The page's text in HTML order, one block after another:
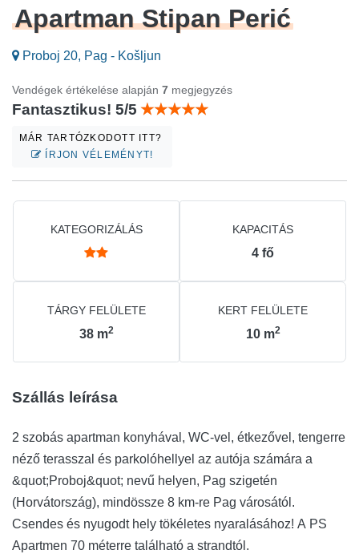
Apartman Stipan Perić
Proboj 20, Pag - Košljun
Vendégek értékelése alapján 7 megjegyzés
Fantasztikus! 5/5
MÁR TARTÓZKODOTT ITT?
ÍRJON VÉLEMÉNYT!
KATEGORIZÁLÁS KAPACITÁS
4 fő
TÁRGY FELÜLETE
38 m2
KERT FELÜLETE
10 m2
Szállás leírása
2 szobás apartman konyhával, WC-vel, étkezővel, tengerre
néző terasszal és parkolóhellyel az autója számára a
&quot;Proboj&quot; nevű helyen, Pag szigetén
(Horvátország), mindössze 8 km-re Pag városától.
Csendes és nyugodt hely tökéletes nyaralásához! A PS
Apartmen 70 méterre található a strandtól.